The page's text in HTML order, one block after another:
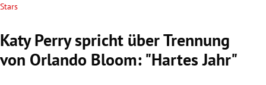
Stars
Katy Perry spricht über Trennung
von Orlando Bloom: "Hartes Jahr"